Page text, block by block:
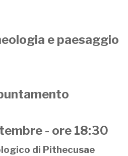
e paesaggio
- ore 18:30
di Pithecusae